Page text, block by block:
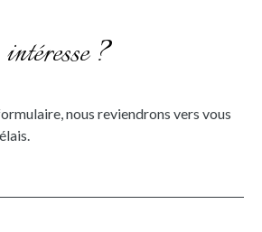
?
nous reviendrons vers vous